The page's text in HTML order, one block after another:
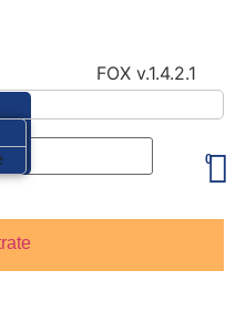
FOX v.1.4.2.1